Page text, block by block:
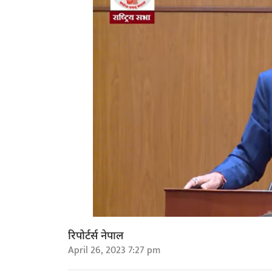
रिपोर्टर्स नेपाल
April 26, 2023 7:27 pm